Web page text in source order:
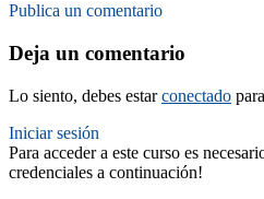
Publica un comentario
Deja un comentario
Lo siento, debes estarconectado
Iniciar sesión
Para acceder a este curso es
credenciales a continuación!